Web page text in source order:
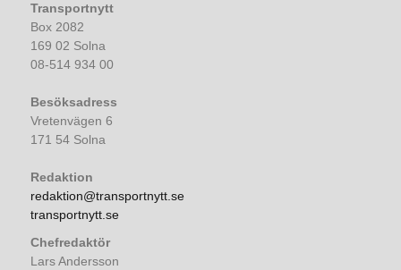
Transportnytt
Box 2082
169 02 Solna
08-514 934 00
Besöksadress
Vretenvägen 6
171 54 Solna
Redaktion
redaktion@transportnytt.se
transportnytt.se
Chefredaktör
Lars Andersson